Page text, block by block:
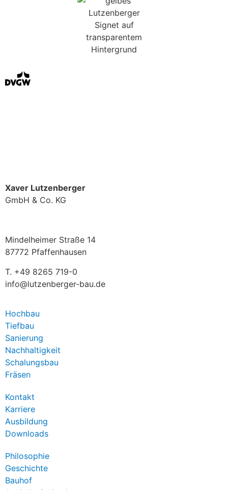
Xaver Lutzenberger
GmbH & Co. KG
Mindelheimer Straße 14
87772 Pfaffenhausen
T. +49 8265 719-0
info@lutzenberger-bau.de
Hochbau
Tiefbau
Sanierung
Nachhaltigkeit
Schalungsbau
Fräsen
Kontakt
Karriere
Ausbildung
Downloads
Philosophie
Geschichte
Bauhof